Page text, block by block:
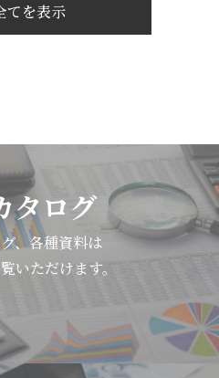
てを表示
タログ
、各種資料は
いただけます。